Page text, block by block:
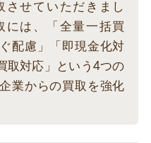
させていただきまし
には、「全量一括買
配慮」「即現金化対
取対応」という4つの
業からの買取を強化